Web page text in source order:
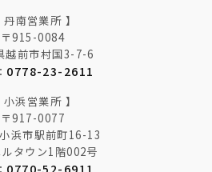
丹南営業所 】
〒915-0084
越前市村国3-7-6
0778-23-2611
小浜営業所 】
〒917-0077
浜市駅前町16-13
ルタウン1階002号